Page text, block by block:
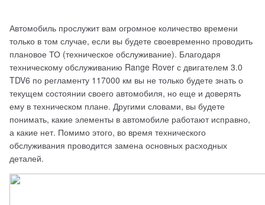
Автомобиль прослужит вам огромное количество времени
только в том случае, если вы будете своевременно проводить
плановое ТО (техническое обслуживание). Благодаря
техническому обслуживанию Range Rover с двигателем 3.0
TDV6 по регламенту 117000 км вы не только будете знать о
текущем состоянии своего автомобиля, но еще и доверять
ему в техническом плане. Другими словами, вы будете
понимать, какие элементы в автомобиле работают исправно,
а какие нет. Помимо этого, во время технического
обслуживания проводится замена основных расходных
деталей.